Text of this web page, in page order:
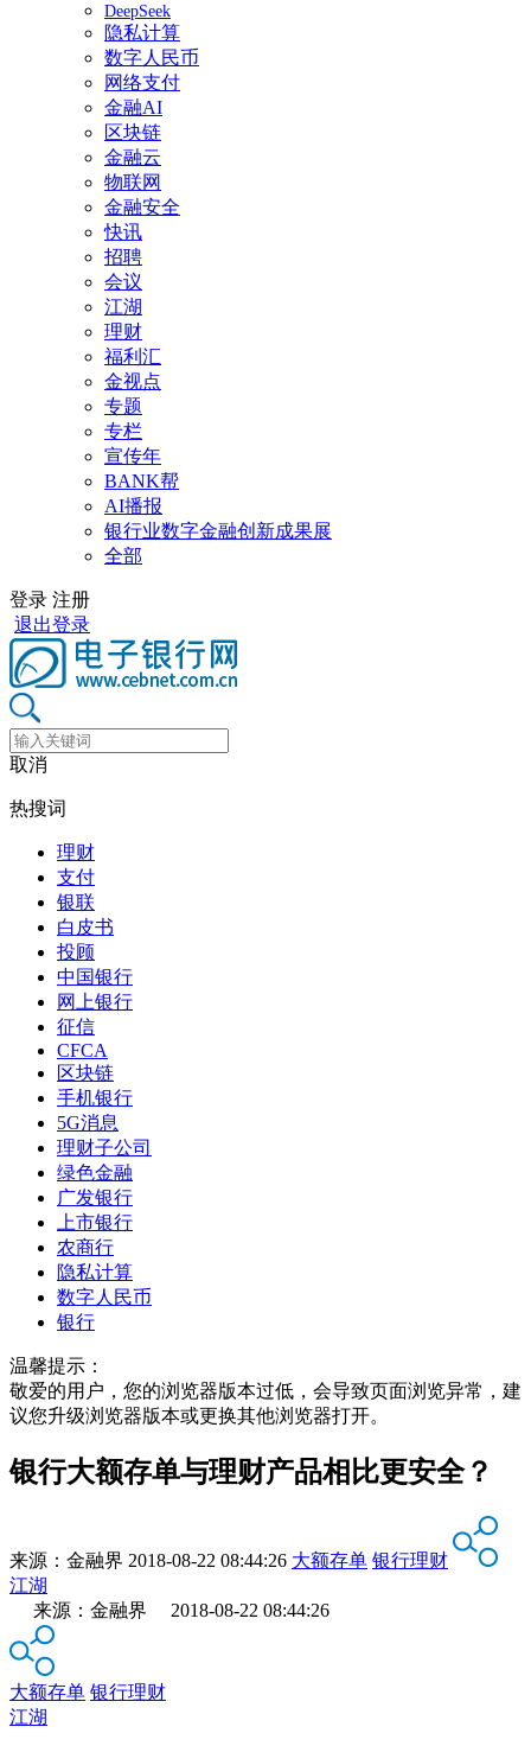
DeepSeek
隐私计算
数字人民币
网络支付
金融AI
区块链
金融云
物联网
金融安全
快讯
招聘
会议
江湖
理财
福利汇
金视点
专题
专栏
宣传年
BANK帮
AI播报
银行业数字金融创新成果展
全部
登录 注册
退出登录
取消
热搜词
理财
支付
银联
白皮书
投顾
中国银行
网上银行
征信
CFCA
区块链
手机银行
5G消息
理财子公司
绿色金融
广发银行
上市银行
农商行
隐私计算
数字人民币
银行
温馨提示：
敬爱的用户，您的浏览器版本过低，会导致页面浏览异常，建
议您升级浏览器版本或更换其他浏览器打开。
银行大额存单与理财产品相比更安全？
来源： 金融界 2018-08-22 08:44:26 大额存单 银行理财
江湖
来源：金融界 2018-08-22 08:44:26
大额存单 银行理财
江湖